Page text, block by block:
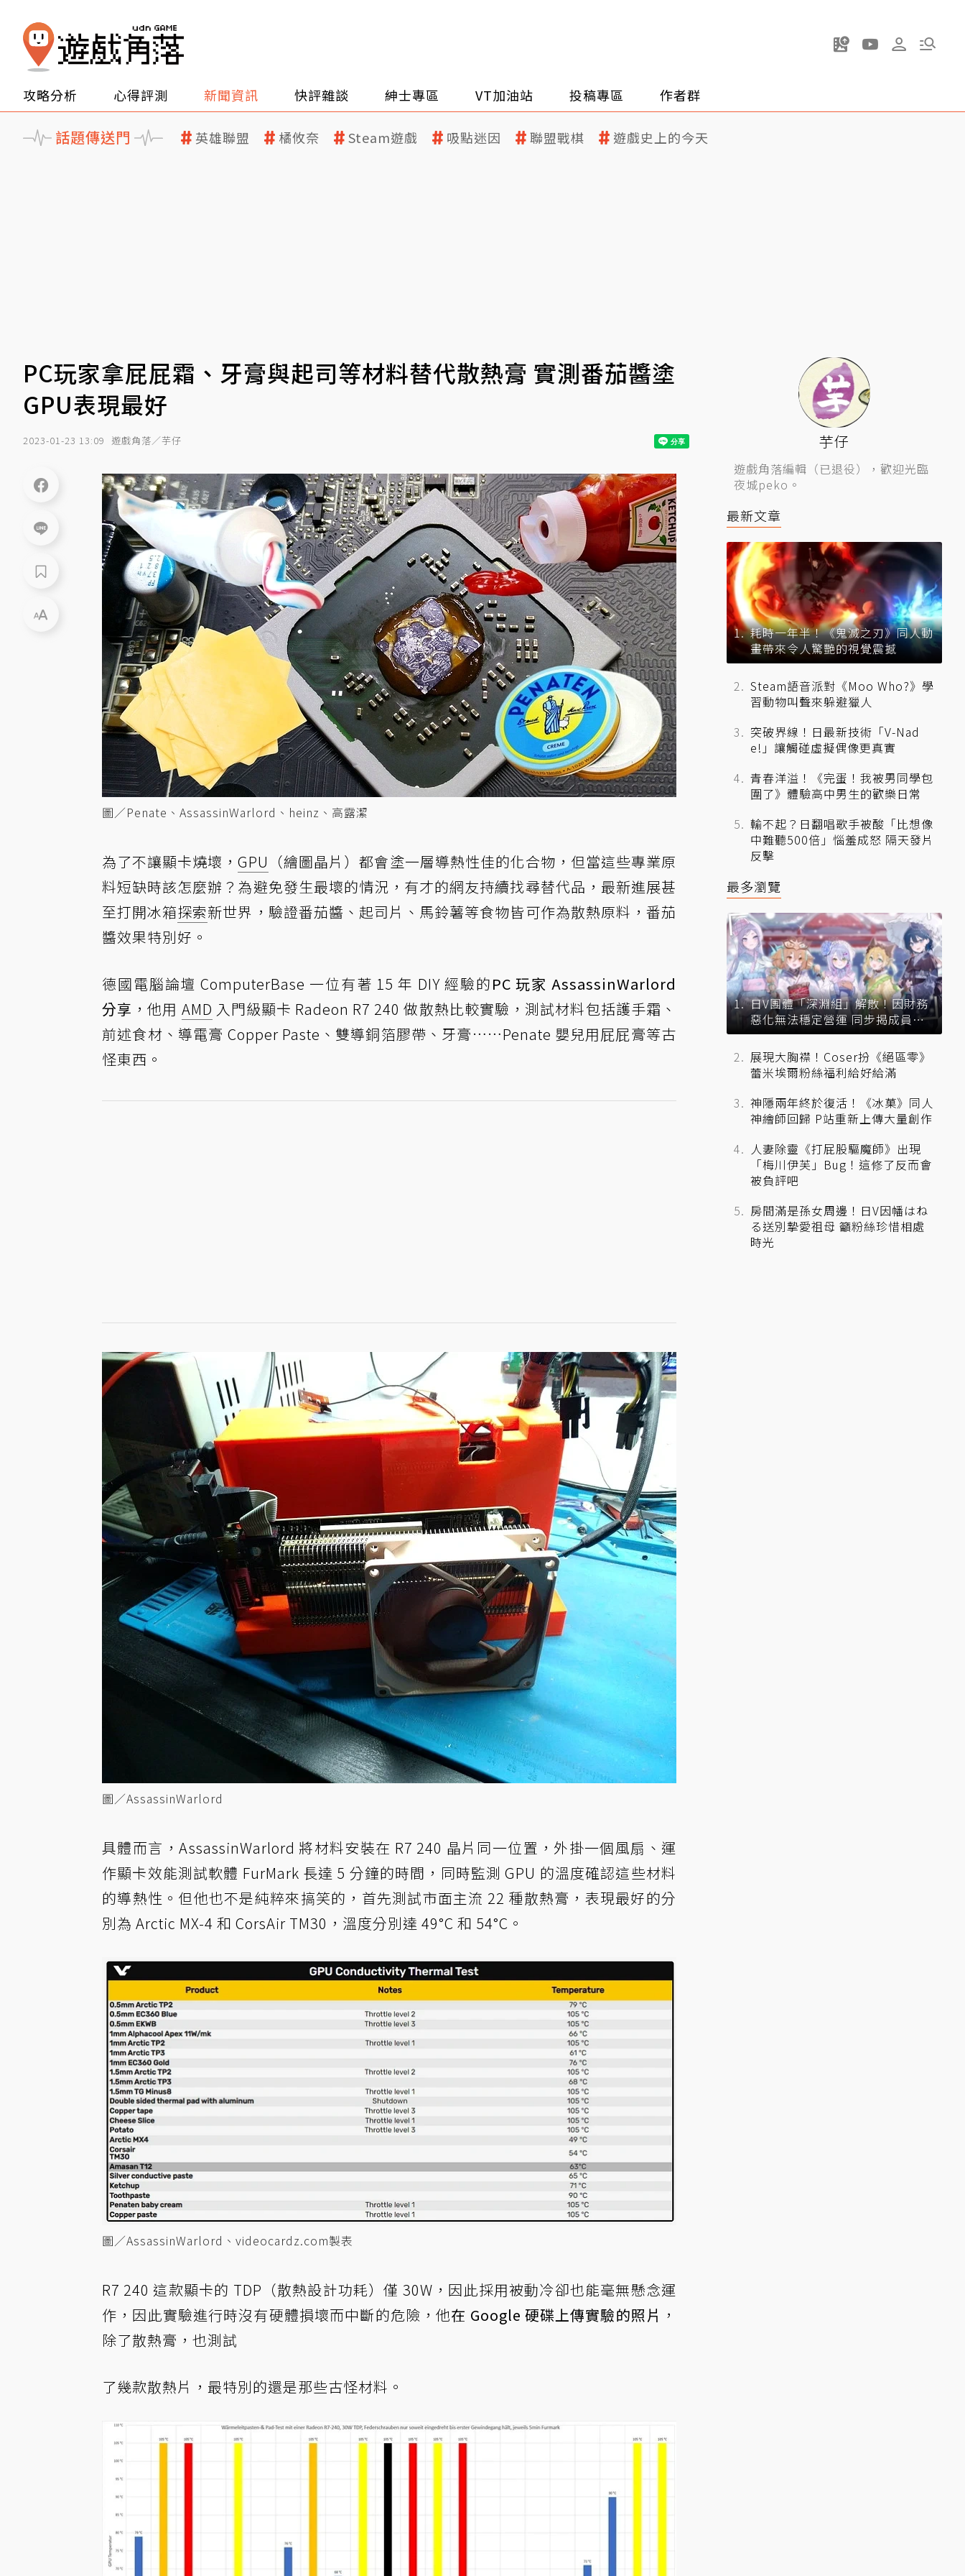
攻略分析 心得評測 新聞資訊 快評雜談 紳士專區 VT加油站 投稿專區 作者群
話題傳送門 英雄聯盟 橘攸奈 Steam遊戲 吸點迷因 聯盟戰棋 遊戲史上的今天
PC玩家拿屁屁霜、牙膏與起司等材料替代散熱膏 實測番茄醬塗
GPU表現最好
2023-01-23 13:09 遊戲角落／芋仔
圖／Penate、AssassinWarlord、heinz、高露潔
為了不讓顯卡燒壞，GPU （繪圖晶片）都會塗一層導熱性佳的化合物，但當這些專業原
料短缺時該怎麼辦？為避免發生最壞的情況，有才的網友持續找尋替代品，最新進展甚
至打開冰箱探索新世界，驗證番茄醬、起司片、馬鈴薯等食物皆可作為散熱原料，番茄
醬效果特別好。
德國電腦論壇 ComputerBase 一位有著 15 年 DIY 經驗的PC 玩家 AssassinWarlord
分享 ，他用 AMD 入門級顯卡 Radeon R7 240 做散熱比較實驗，測試材料包括護手霜、
前述食材、導電膏 Copper Paste、雙導銅箔膠帶、牙膏……Penate 嬰兒用屁屁膏等古
怪東西。
圖／AssassinWarlord
具體而言，AssassinWarlord 將材料安裝在 R7 240 晶片同一位置，外掛一個風扇、運
作顯卡效能測試軟體 FurMark 長達 5 分鐘的時間，同時監測 GPU 的溫度確認這些材料
的導熱性。但他也不是純粹來搞笑的，首先測試市面主流 22 種散熱膏，表現最好的分
別為 Arctic MX-4 和 CorsAir TM30，溫度分別達 49°C 和 54°C。
圖／AssassinWarlord、videocardz.com製表
R7 240 這款顯卡的 TDP（散熱設計功耗）僅 30W，因此採用被動冷卻也能毫無懸念運
作，因此實驗進行時沒有硬體損壞而中斷的危險，他在 Google 硬碟上傳實驗的照片 ，
除了散熱膏，也測試
了幾款散熱片，最特別的還是那些古怪材料。
芋仔
遊戲角落編輯（已退役），歡迎光臨
夜城peko。
最新文章
耗時一年半！《鬼滅之刃》同人動
畫帶來令人驚艷的視覺震撼
Steam語音派對《Moo Who?》學
習動物叫聲來躲避獵人
突破界線！日最新技術「V-Nad
e!」讓觸碰虛擬偶像更真實
青春洋溢！《完蛋！我被男同學包
圍了》體驗高中男生的歡樂日常
輸不起？日翻唱歌手被酸「比想像
中難聽500倍」惱羞成怒 隔天發片
反擊
最多瀏覽
日V團體「深淵組」解散！因財務
惡化無法穩定營運 同步揭成員未
來去向
展現大胸襟！Coser扮《絕區零》
蕾米埃爾粉絲福利給好給滿
神隱兩年終於復活！《冰菓》同人
神繪師回歸 P站重新上傳大量創作
人妻除靈《打屁股驅魔師》出現
「梅川伊芙」Bug！這修了反而會
被負評吧
房間滿是孫女周邊！日V因幡はね
る送別摯愛祖母 籲粉絲珍惜相處
時光